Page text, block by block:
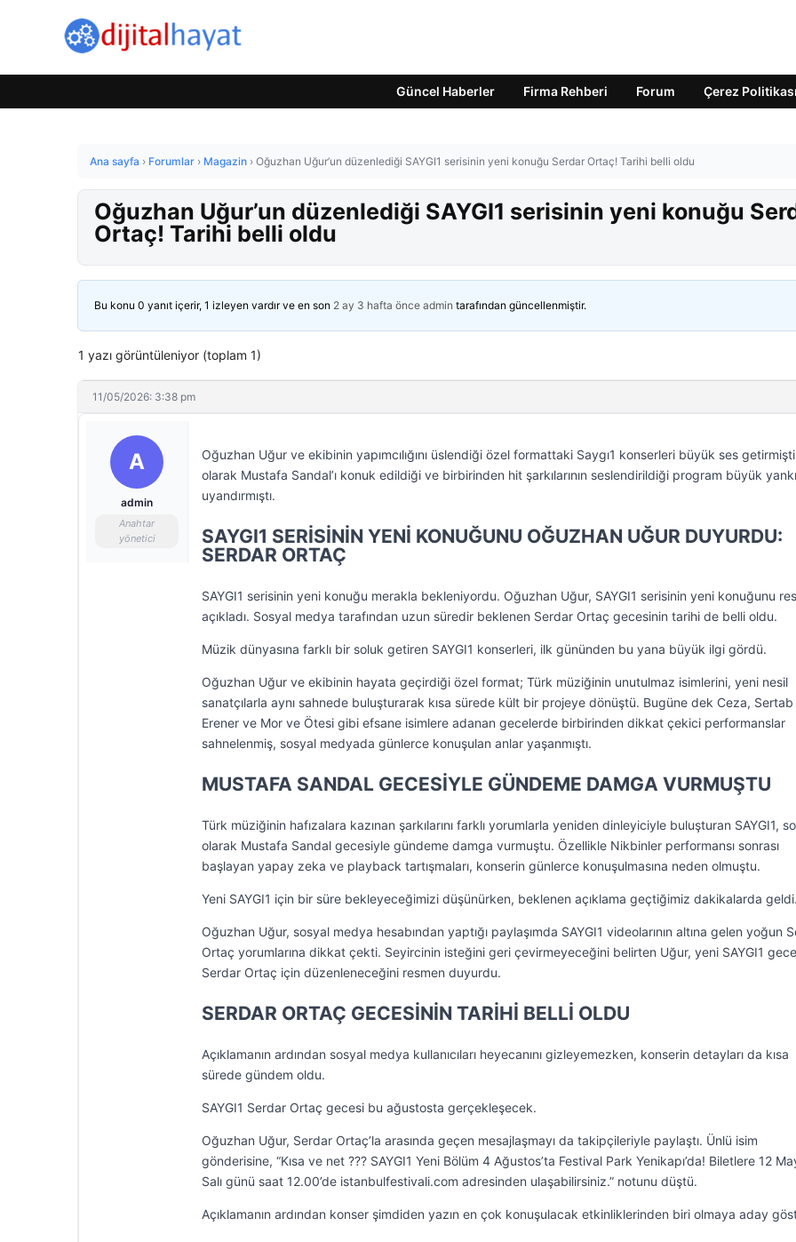
Güncel Haberler Firma Rehberi Forum Çerez Politikası
Ana sayfa › Forumlar › Magazin › Oğuzhan Uğur’un düzenlediği SAYGI1 serisinin yeni konuğu Serdar Ortaç! Tarihi belli oldu
Oğuzhan Uğur’un düzenlediği SAYGI1 serisinin yeni konuğu
Ortaç! Tarihi belli oldu
Bu konu 0 yanıt içerir, 1 izleyen vardır ve en son 2 ay 3 hafta önce admin tarafından güncellenmiştir.
1 yazı görüntüleniyor (toplam 1)
11/05/2026: 3:38 pm
A
admin
Anahtar
yönetici
Oğuzhan Uğur ve ekibinin yapımcılığını üslendiği özel formattaki Saygı1 konserleri büyük ses
olarak Mustafa Sandal’ı konuk edildiği ve birbirinden hit şarkılarının seslendirildiği program büyük yankı
uyandırmıştı.
SAYGI1 SERİSİNİN YENİ KONUĞUNU OĞUZHAN UĞUR DUYURDU:
SERDAR ORTAÇ
SAYGI1 serisinin yeni konuğu merakla bekleniyordu. Oğuzhan Uğur, SAYGI1 serisinin yeni konuğunu
açıkladı. Sosyal medya tarafından uzun süredir beklenen Serdar Ortaç gecesinin tarihi de belli oldu.
Müzik dünyasına farklı bir soluk getiren SAYGI1 konserleri, ilk gününden bu yana büyük ilgi gördü.
Oğuzhan Uğur ve ekibinin hayata geçirdiği özel format; Türk müziğinin unutulmaz isimlerini, yeni nesil
sanatçılarla aynı sahnede buluşturarak kısa sürede kült bir projeye dönüştü. Bugüne dek Ceza, Sertab
Erener ve Mor ve Ötesi gibi efsane isimlere adanan gecelerde birbirinden dikkat çekici performanslar
sahnelenmiş, sosyal medyada günlerce konuşulan anlar yaşanmıştı.
MUSTAFA SANDAL GECESİYLE GÜNDEME DAMGA VURMUŞTU
Türk müziğinin hafızalara kazınan şarkılarını farklı yorumlarla yeniden dinleyiciyle buluşturan SAYGI1,
olarak Mustafa Sandal gecesiyle gündeme damga vurmuştu. Özellikle Nikbinler performansı sonrası
başlayan yapay zeka ve playback tartışmaları, konserin günlerce konuşulmasına neden olmuştu.
Yeni SAYGI1 için bir süre bekleyeceğimizi düşünürken, beklenen açıklama geçtiğimiz dakikalarda geldi.
Oğuzhan Uğur, sosyal medya hesabından yaptığı paylaşımda SAYGI1 videolarının altına gelen yoğun
Ortaç yorumlarına dikkat çekti. Seyircinin isteğini geri çevirmeyeceğini belirten Uğur, yeni SAYGI1
Serdar Ortaç için düzenleneceğini resmen duyurdu.
SERDAR ORTAÇ GECESİNİN TARİHİ BELLİ OLDU
Açıklamanın ardından sosyal medya kullanıcıları heyecanını gizleyemezken, konserin detayları da kısa
sürede gündem oldu.
SAYGI1 Serdar Ortaç gecesi bu ağustosta gerçekleşecek.
Oğuzhan Uğur, Serdar Ortaç’la arasında geçen mesajlaşmayı da takipçileriyle paylaştı. Ünlü isim
gönderisine, “Kısa ve net ??? SAYGI1 Yeni Bölüm 4 Ağustos’ta Festival Park Yenikapı’da! Biletlere 12
Salı günü saat 12.00’de istanbulfestivali.com adresinden ulaşabilirsiniz.” notunu düştü.
Açıklamanın ardından konser şimdiden yazın en çok konuşulacak etkinliklerinden biri olmaya aday